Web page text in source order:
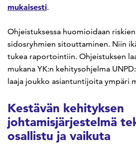
mukaisesti.
Ohjeistuksessa huomioidaan
sidosryhmien sitouttaminen. Niin
tukea raportointiin. Ohjeistuksen
mukana YK:n kehitysohjelma
laaja joukko asiantuntijoita ympäri
Kestävän kehityksen
johtamisjärjestelmä
osallistu ja vaikuta